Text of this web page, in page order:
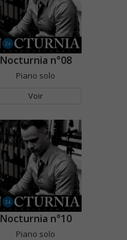
Nocturnia n°08
Piano solo
Voir
Nocturnia n°10
Piano solo